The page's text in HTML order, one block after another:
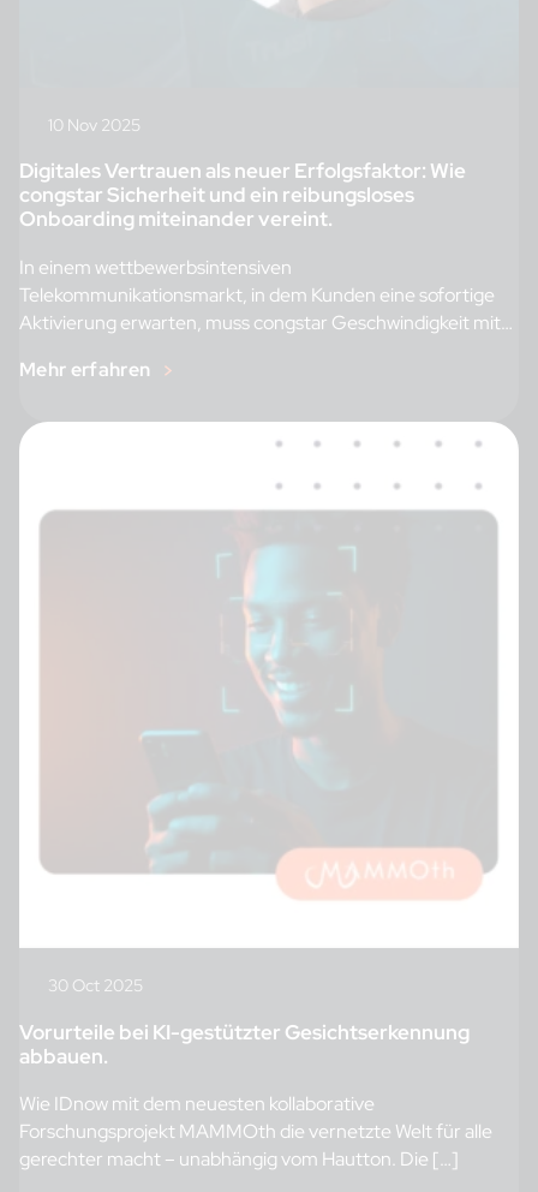
10 Nov 2025
Digitales Vertrauen als neuer Erfolgsfaktor: Wie
congstar Sicherheit und ein reibungsloses
Onboarding miteinander vereint.
In einem wettbewerbsintensiven
Telekommunikationsmarkt, in dem Kunden eine sofortige
Aktivierung erwarten, muss congstar Geschwindigkeit mit
Mehr erfahren
30 Oct 2025
Vorurteile bei KI-gestützter Gesichtserkennung
abbauen.
Wie IDnow mit dem neuesten kollaborative
Forschungsprojekt MAMMOth die vernetzte Welt für alle
gerechter macht – unabhängig vom Hautton. Die […]